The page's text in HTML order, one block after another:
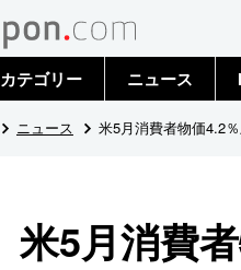
カテゴリー
政治・外交
国際
ニュース
トップ
ニュース 米5月消費者物価4.2
米5月消費